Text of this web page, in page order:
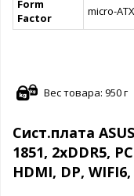
Form
Factor
micro-
Вес товара: 950 г
Сист.плата
1851, 2xDDR5,
HDMI, DP,